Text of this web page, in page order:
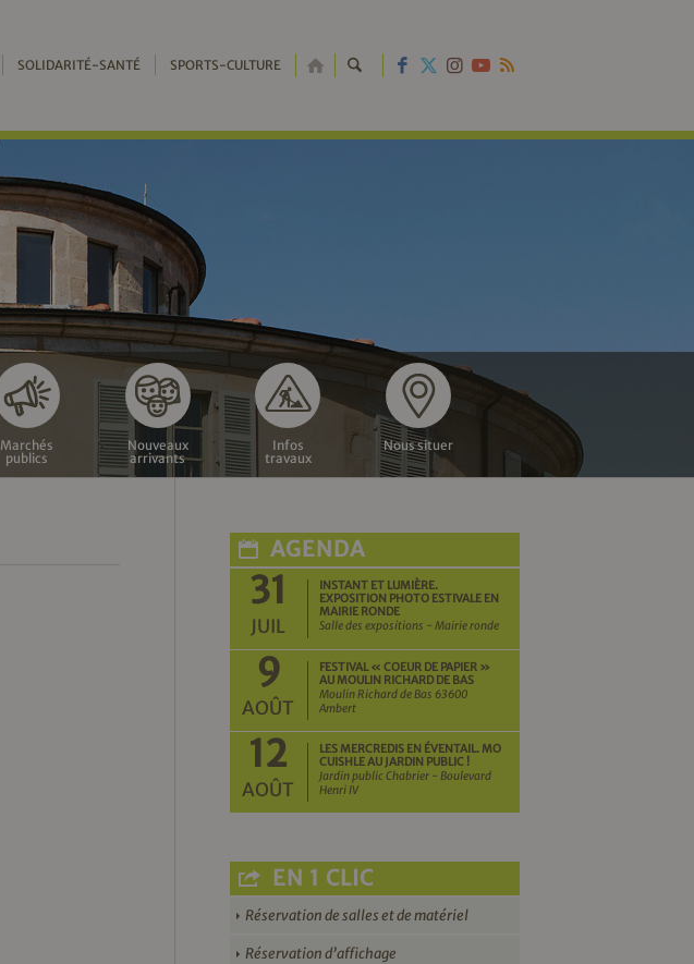
SOLIDARITÉ-SANTÉ SPORTS-CULTURE RETOUR
Marchés
publics
Nouveaux
arrivants
Infos
travaux
Nous situer
AGENDA
31
JUIL
INSTANT ET LUMIÈRE.
EXPOSITION PHOTO ESTIVALE EN
MAIRIE RONDE
Salle des expositions - Mairie ronde
9
AOÛT
FESTIVAL « COEUR DE PAPIER »
AU MOULIN RICHARD DE BAS
Moulin Richard de Bas 63600
Ambert
12
AOÛT
LES MERCREDIS EN ÉVENTAIL. MO
CUISHLE AU JARDIN PUBLIC !
Jardin public Chabrier - Boulevard
Henri IV
EN 1 CLIC
Réservation de salles et de matériel
Réservation d’affichage